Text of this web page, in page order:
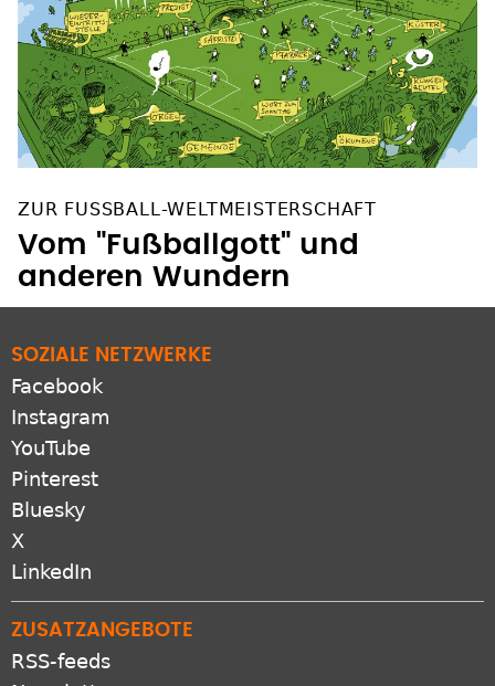
ZUR FUSSBALL-WELTMEISTERSCHAFT
Vom "Fußballgott" und
anderen Wundern
SOZIALE NETZWERKE
Facebook
Instagram
YouTube
Pinterest
Bluesky
X
LinkedIn
ZUSATZANGEBOTE
RSS-feeds